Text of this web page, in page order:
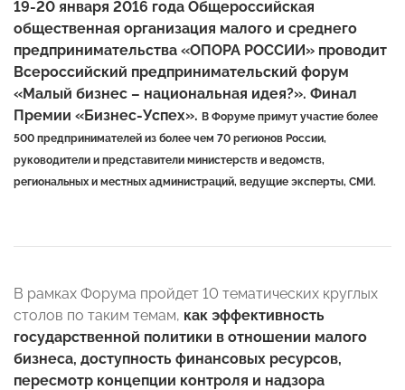
19-20 января 2016 года Общероссийская
общественная организация малого и среднего
предпринимательства «ОПОРА РОССИИ» проводит
Всероссийский предпринимательский форум
«Малый бизнес – национальная идея?». Финал
Премии «Бизнес-Успех». В Форуме примут участие более
500 предпринимателей из более чем 70 регионов России,
руководители и представители министерств и ведомств,
региональных и местных администраций, ведущие эксперты, СМИ.
В рамках Форума пройдет 10 тематических круглых
столов по таким темам, как эффективность
государственной политики в отношении малого
бизнеса, доступность финансовых ресурсов,
пересмотр концепции контроля и надзора